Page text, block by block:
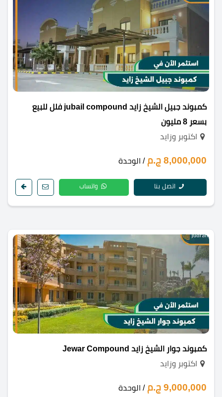
كمبوند جبيل الشيخ زايد jubail compound فلل للبيع
بسعر 8 مليون
اكتوبر وزايد
8,000,000 ج.م / الوحدة
اتصل بنا واتساب
كمبوند جوار الشيخ زايد Jewar Compound
اكتوبر وزايد
9,000,000 ج.م / الوحدة